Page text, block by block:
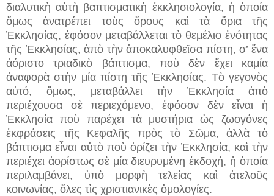
διαλυτικὴ αὐτὴ βαπτισματικὴ ἐκκλησιολογία, ἡ ὁποία
ὅμως ἀνατρέπει τοὺς ὅρους καὶ τὰ ὅρια τῆς
Ἐκκλησίας, ἐφόσον μεταβάλλεται τὸ θεμέλιο ἑνότητας
τῆς Ἐκκλησίας, ἀπὸ τὴν ἀποκαλυφθεῖσα πίστη, σ’ ἕνα
ἀόριστο τριαδικὸ βάπτισμα, ποὺ δὲν ἔχει καμία
ἀναφορὰ στὴν μία πίστη τῆς Ἐκκλησίας. Τὸ γεγονὸς
αὐτό, ὅμως, μεταβάλλει τὴν Ἐκκλησία ἀπὸ
περιέχουσα σὲ περιεχόμενο, ἐφόσον δὲν εἶναι ἡ
Ἐκκλησία ποὺ παρέχει τὰ μυστήρια ὡς ζωογόνες
ἐκφράσεις τῆς Κεφαλῆς πρὸς τὸ Σῶμα, ἀλλὰ τὸ
βάπτισμα εἶναι αὐτὸ ποὺ ὁρίζει τὴν Ἐκκλησία, καὶ τὴν
περιέχει ἀορίστως σὲ μία διευρυμένη ἐκδοχή, ἡ ὁποία
περιλαμβάνει, ὑπὸ μορφὴ τελείας καὶ ἀτελοῦς
κοινωνίας, ὅλες τὶς χριστιανικὲς ὁμολογίες.